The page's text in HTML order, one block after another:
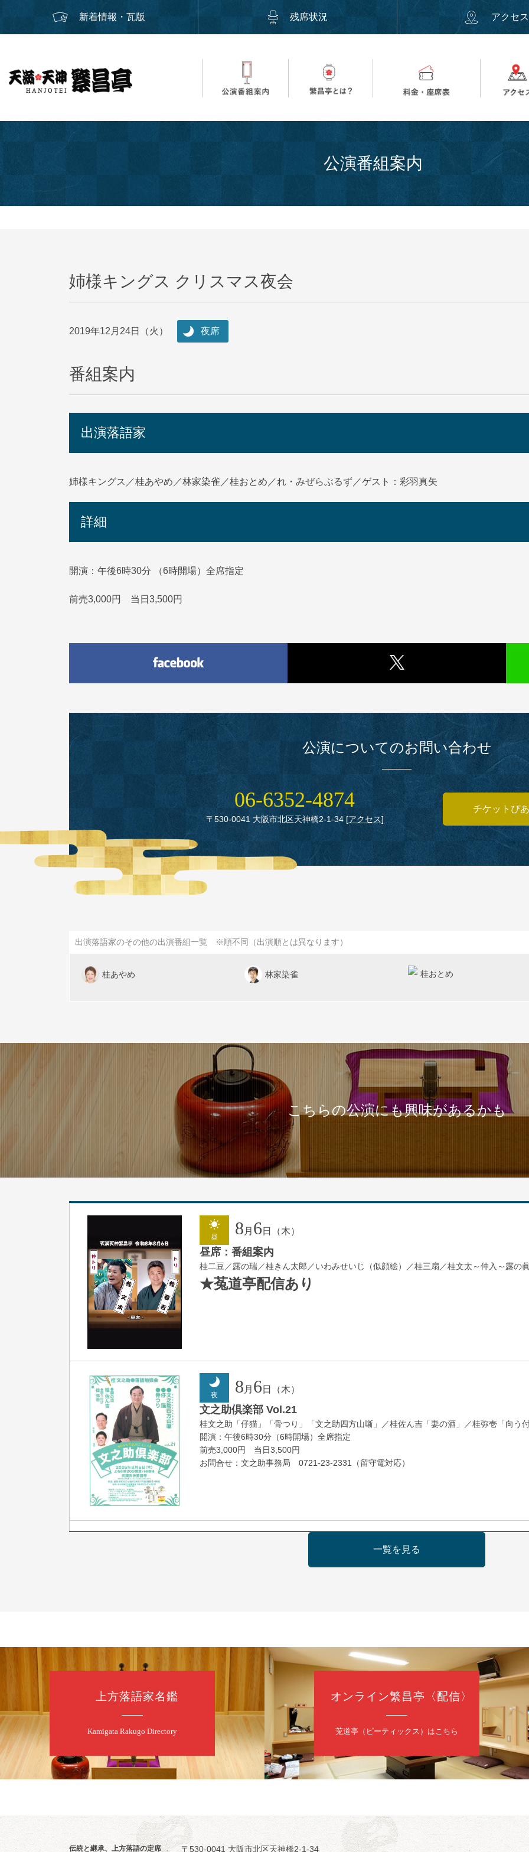
新着情報・瓦版 残席状況 アクセス
公演番組案内
姉様キングス クリスマス夜会
2019年12月24日（火） 夜席
番組案内
出演落語家
姉様キングス／桂あやめ／林家染雀／桂おとめ／れ・みぜらぶるず／ゲスト：彩羽真矢
詳細
開演：午後6時30分 （6時開場）全席指定
前売3,000円 当日3,500円
公演についてのお問い合わせ
06‑6352‑4874
〒530‑0041 大阪市北区天神橋2‑1‑34[アクセス]
チケットぴ
出演落語家のその他の出演番組一覧 ※順不同（出演順とは異なります）
桂あやめ 林家染雀 桂おとめ
こちらの公演にも興味があるかも
昼 8月 6 日（木）
昼席：番組案内
桂二豆／露の瑞／桂きん太郎／いわみせいじ（似顔絵）／桂三扇／桂文太～仲入～露の
★菟道亭配信あり
夜 8 月 6 日（木）
文之助倶楽部 Vol.21
桂文之助「仔猫」「骨つり」「文之助四方山噺」／桂佐ん吉「妻の酒」／桂弥壱「向う
開演：午後6時30分（6時開場）全席指定
前売3,000円 当日3,500円
お問合せ：文之助事務局 0721-23-2331（留守電対応）
落語と日本舞踊の会 あわよか連 vol 1
昼 7 日（金）
昼席：番組案内
桂二豆／露の瑞／桂きん太郎／いわみせいじ（似顔絵）／笑福亭笑利／桂文太～仲入
★菟道亭 配信あり
一覧を見る
上方落語家名鑑
Kamigata Rakugo Directory
オンライン繁昌亭〈配信〉
莵道亭（ピーティックス）はこちら
伝統と継承、上方落語の定席 〒530-0041 大阪市北区天神橋2-1-34